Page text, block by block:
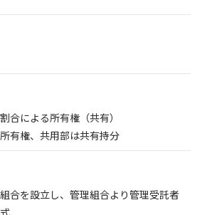
合による所有権（共有）
有権、共用部は共有持分
合を設立し、管理組合より管理受託者